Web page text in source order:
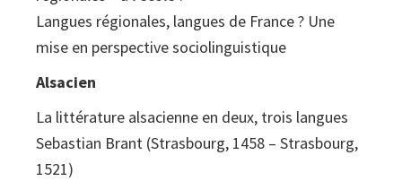
Langues régionales, langues de France ? Une
mise en perspective sociolinguistique
Alsacien
La littérature alsacienne en deux, trois langues
Sebastian Brant (Strasbourg, 1458 – Strasbourg,
1521)